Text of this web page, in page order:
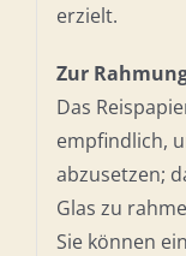
erzielt.
Zur
Das
empfindlich,
abzusetzen;
Glas zu
Sie können